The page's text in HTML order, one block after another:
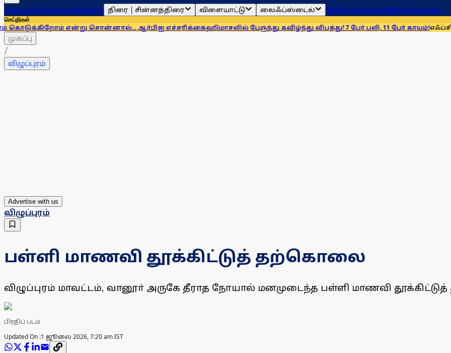
முகப்புதற்போதைய செய்திகள் திரை | சின்னத்திரை விளையாட்டு லைஃப்ஸ்டைல் ஜோதிடம்தமிழ்நாடுஇந்தியாஉலகம்
செய்திகள்
என்று சொன்னால்... ஆர்பிஐ எச்சரிக்கைஹிமாசலில் பேருந்து கவிழ்ந்து விபத்து! 7 பேர் பலி, 11 பேர் காயம்!எஃப்சிஆர்ஏ
முகப்பு
/
விழுப்புரம்
Advertise with us
விழுப்புரம்
பள்ளி மாணவி தூக்கிட்டுத் தற்கொலை
விழுப்புரம் மாவட்டம், வானூா் அருகே தீராத நோயால் மனமுடைந்த பள்ளி மாணவி
பிரதிப் படம்
Updated On :1 ஜூலை 2026, 7:20 am IST